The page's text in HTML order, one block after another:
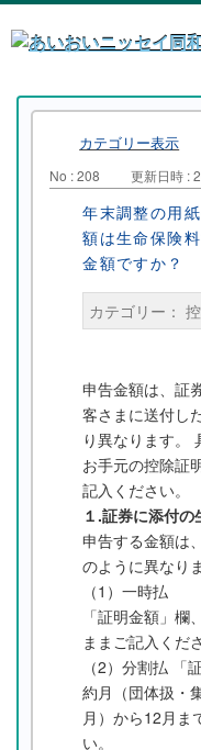
カテゴリー表示
No : 208 更新日時 :
年末調整の用
額は生命保険
金額ですか？
カテゴリー：
申告金額は、証
客さまに送付し
り異なります。
お手元の控除証
記入ください。
１.証券に添付
申告する金額は
のように異なり
（1）一時払
「証明金額」
ままご記入くだ
（2）分割払 「
約月（団体扱・
月）から12月ま
い。